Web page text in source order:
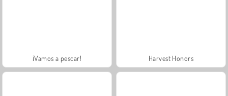
¡Vamos a pescar! Harvest Honors